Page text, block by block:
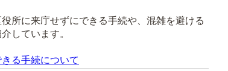
所に来庁せずにできる手続や、混雑を避ける
しています。
る手続について